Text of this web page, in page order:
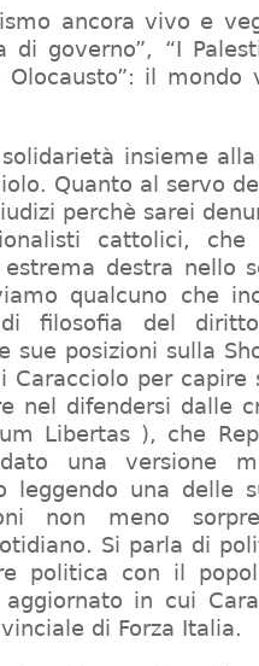
ancora vivo e
di governo”, “I
il mondo
insieme
Quanto al servo
perchè sarei
cattolici,
destra nello
qualcuno che
filosofia del
sue posizioni sulla
Caracciolo per
nel difendersi dalle
Libertas ), che
una versione
leggendo una delle
non meno
Si parla di
politica con il
in cui
di Forza Italia.